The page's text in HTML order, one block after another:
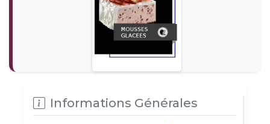
Informations Générales